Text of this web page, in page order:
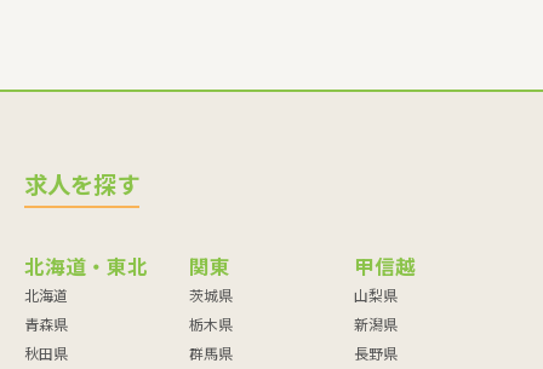
求人を探す
北海道・東北
北海道
青森県
秋田県
関東
茨城県
栃木県
群馬県
甲信越
山梨県
新潟県
長野県